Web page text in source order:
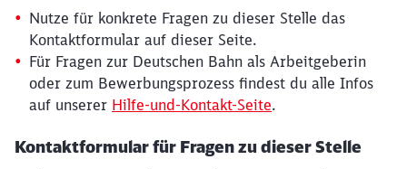
Nutze für konkrete Fragen zu dieser Stelle das
Kontaktformular auf dieser Seite.
Für Fragen zur Deutschen Bahn als Arbeitgeberin
oder zum Bewerbungsprozess findest du alle Infos
auf unserer Hilfe-und-Kontakt-Seite.
Kontaktformular für Fragen zu dieser Stelle